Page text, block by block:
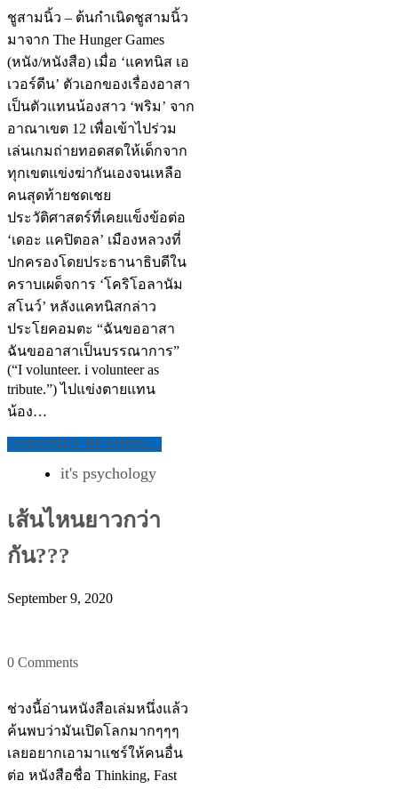
ชูสามนิ้ว – ต้นกำเนิดชูสามนิ้ว
มาจาก The Hunger Games
(หนัง/หนังสือ) เมื่อ ‘แคทนิส เอ
เวอร์ดีน’ ตัวเอกของเรื่องอาสา
เป็นตัวแทนน้องสาว ‘พริม’ จาก
อาณาเขต 12 เพื่อเข้าไปร่วม
เล่นเกมถ่ายทอดสดให้เด็กจาก
ทุกเขตแข่งฆ่ากันเองจนเหลือ
คนสุดท้ายชดเชย
ประวัติศาสตร์ที่เคยแข็งข้อต่อ
‘เดอะ แคปิตอล’ เมืองหลวงที่
ปกครองโดยประธานาธิบดีใน
คราบเผด็จการ ‘โคริโอลานัม
สโนว์’ หลังแคทนิสกล่าว
ประโยคอมตะ “ฉันขออาสา
ฉันขออาสาเป็นบรรณาการ”
(“I volunteer. i volunteer as
tribute.”) ไปแข่งตายแทน
น้อง…
CONTINUE READING...
it's psychology
เส้นไหนยาวกว่า
กัน???
September 9, 2020
0 Comments
ช่วงนี้อ่านหนังสือเล่มหนึ่งแล้ว
ค้นพบว่ามันเปิดโลกมากๆๆๆ
เลยอยากเอามาแชร์ให้คนอื่น
ต่อ หนังสือชื่อ Thinking, Fast